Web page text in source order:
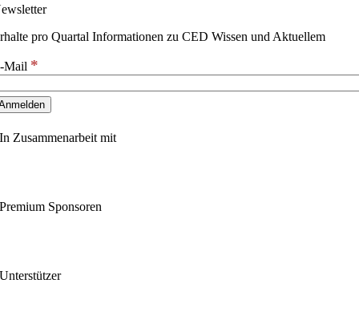
pro Quartal Informationen zu CED Wissen und Aktuellem
Mail *
In Zusammenarbeit mit
Premium Sponsoren
Unterstützer